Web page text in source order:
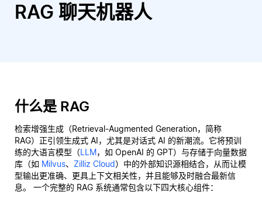
RAG 聊天机器人
什么是 RAG
检索增强生成（Retrieval-Augmented Generation，简称
RAG）正引领生成式 AI，尤其是对话式 AI 的新潮流。它将预训
练的大语言模型（LLM，如 OpenAI 的 GPT）与存储于向量数据
库（如 Milvus、 Zilliz Cloud）中的外部知识源相结合，从而让模
型输出更准确、更具上下文相关性，并且能够及时融合最新信
息。 一个完整的 RAG 系统通常包含以下四大核心组件：